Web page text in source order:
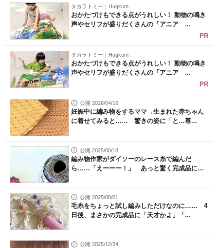
タカラトミー｜Hugkum
おかたづけもできる点がうれしい！ 動物の鳴き
声やセリフが盛りだくさんの「アニア ...
PR
タカラトミー｜Hugkum
おかたづけもできる点がうれしい！ 動物の鳴き
声やセリフが盛りだくさんの「アニア ...
PR
公開 2026/04/16
妊娠中に編み物をするママ→生まれた赤ちゃん
に着せてみると…… 驚きの姿に「と…尊...
公開 2025/08/18
編み物作家がダイソーのレース糸で編んだ
ら……「えーーー！」 あっと驚く完成品に
公開 2025/08/01
毛糸をちょっと試し編みしただけなのに…… 4
日後、まさかの完成品に「天才かよ」「...
公開 2025/12/24